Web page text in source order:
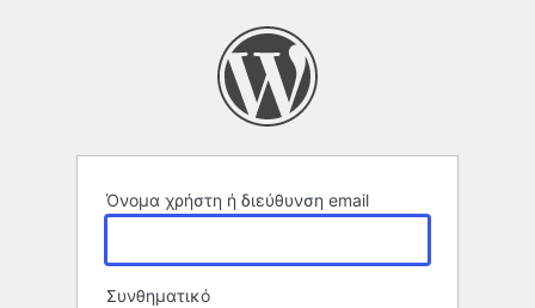
Όνομα χρήστη ή διεύθυνση email
Συνθηματικό